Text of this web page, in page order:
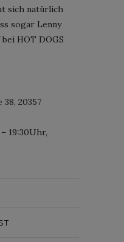
sich natürlich
sogar Lenny
HOT DOGS
20357
19:30Uhr,